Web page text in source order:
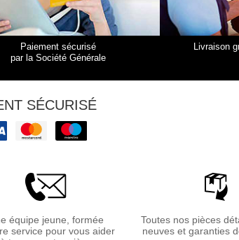
Paiement sécurisé
par la Société Générale
Livraison
SÉCURISÉ
équipe jeune, formée
service pour vous aider
Toutes nos pièces
neuves et garanties